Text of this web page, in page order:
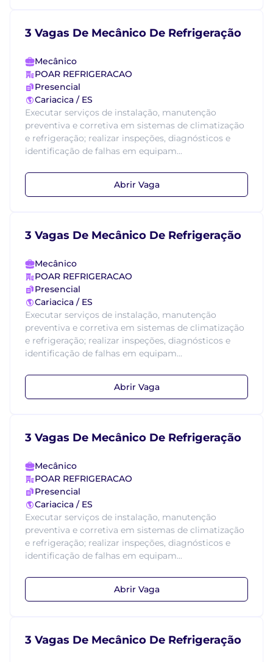
3 Vagas De Mecânico De Refrigeração
Mecânico
POAR REFRIGERACAO
Presencial
Cariacica / ES
Executar serviços de instalação, manutenção
preventiva e corretiva em sistemas de climatização
e refrigeração; realizar inspeções, diagnósticos e
identificação de falhas em equipam...
Abrir Vaga
3 Vagas De Mecânico De Refrigeração
Mecânico
POAR REFRIGERACAO
Presencial
Cariacica / ES
Executar serviços de instalação, manutenção
preventiva e corretiva em sistemas de climatização
e refrigeração; realizar inspeções, diagnósticos e
identificação de falhas em equipam...
Abrir Vaga
3 Vagas De Mecânico De Refrigeração
Mecânico
POAR REFRIGERACAO
Presencial
Cariacica / ES
Executar serviços de instalação, manutenção
preventiva e corretiva em sistemas de climatização
e refrigeração; realizar inspeções, diagnósticos e
identificação de falhas em equipam...
Abrir Vaga
3 Vagas De Mecânico De Refrigeração